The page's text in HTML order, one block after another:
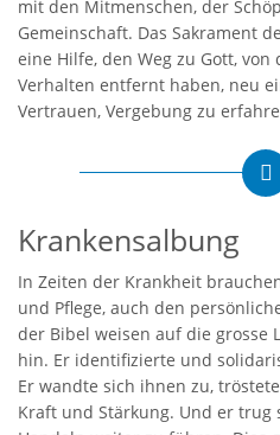
mit den Mitmenschen, der
Gemeinschaft. Das Sakrament
eine Hilfe, den Weg zu Gott,
Verhalten entfernt haben, neu
Vertrauen, Vergebung zu
Krankensalbung
In Zeiten der Krankheit
und Pflege, auch den
der Bibel weisen auf die grosse
hin. Er identifizierte und
Er wandte sich ihnen zu,
Kraft und Stärkung. Und er trug